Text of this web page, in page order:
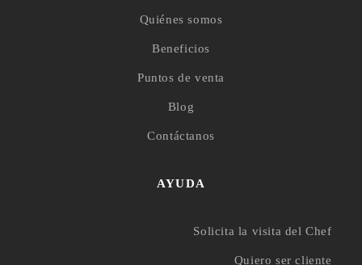
Quiénes somos
Beneficios
Puntos de venta
Blog
Contáctanos
AYUDA
Solicita la visita del Chef
Quiero ser cliente